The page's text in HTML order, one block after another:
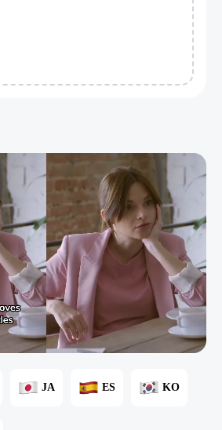
JA ES KO